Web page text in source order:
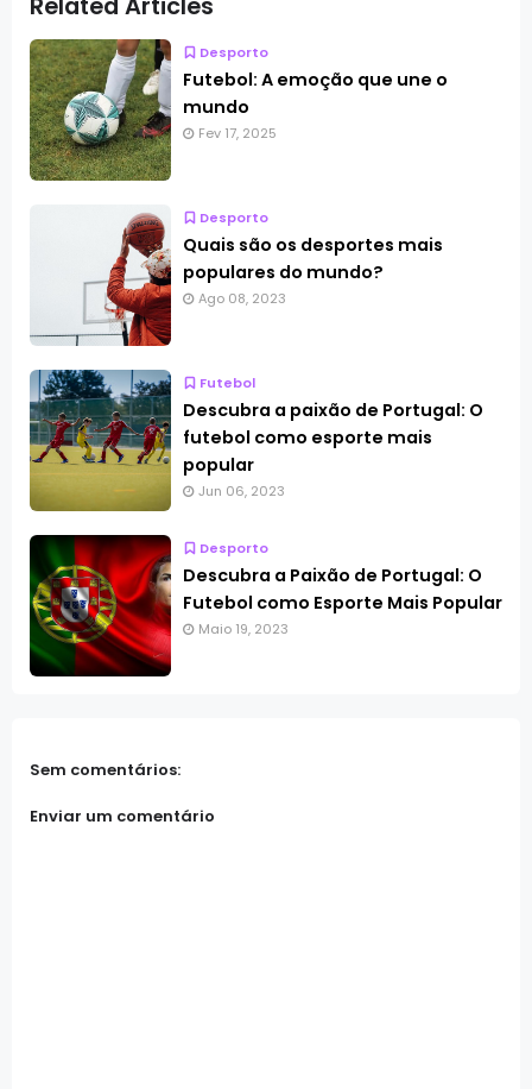
Related Articles
Desporto
Futebol: A emoção que une o
mundo
Fev 17, 2025
Desporto
Quais são os desportes mais
populares do mundo?
Ago 08, 2023
Futebol
Descubra a paixão de Portugal: O
futebol como esporte mais
popular
Jun 06, 2023
Desporto
Descubra a Paixão de Portugal: O
Futebol como Esporte Mais Popular
Maio 19, 2023
Sem comentários:
Enviar um comentário